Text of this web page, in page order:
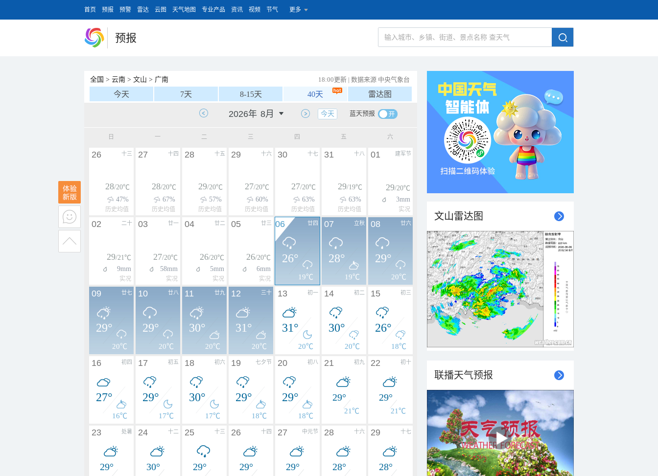
首页 预报 预警 雷达 云图 天气地图 专业产品 资讯 视频 节气 更多
预报
全国 > 云南 > 文山 > 广南 18:00更新 | 数据来源 中央气象台
今天 7天 8-15天 40天 雷达图
蓝天预报
今天
日 一 二 三 四 五 六
十三
26
28/20℃
47%
历史均值
十四
27
28/20℃
67%
历史均值
十五
28
29/20℃
57%
历史均值
十六
29
27/20℃
60%
历史均值
十七
30
27/20℃
63%
历史均值
十八
31
29/19℃
63%
历史均值
建军节
01
29/20℃
3mm
实况
二十
02
29/21℃
9mm
实况
廿一
03
27/20℃
58mm
实况
廿二
04
26/20℃
5mm
实况
廿三
05
26/20℃
6mm
实况
廿四
06
26°
19℃
立秋
07
28°
19℃
廿六
08
29°
20℃
廿七
09
29°
20℃
廿八
10
29°
20℃
廿九
11
30°
20℃
三十
12
31°
20℃
初一
13
31°
20℃
初二
14
30°
20℃
初三
15
26°
18℃
初四
16
27°
16℃
初五
17
29°
17℃
初六
18
30°
17℃
七夕节
19
29°
18℃
初八
20
29°
18℃
初九
21
29°
21℃
初十
22
29°
21℃
处暑
23
29°
十二
24
30°
十三
25
29°
十四
26
29°
中元节
27
29°
十六
28
28°
十七
29
28°
文山雷达图
联播天气预报